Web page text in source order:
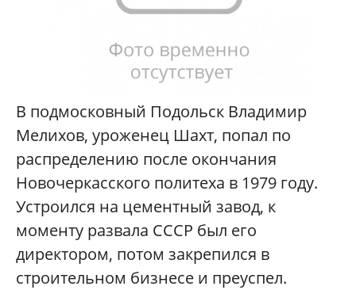
В подмосковный Подольск Владимир
Мелихов, уроженец Шахт, попал по
распределению после окончания
Новочеркасского политеха в 1979 году.
Устроился на цементный завод, к
моменту развала CCCР был его
директором, потом закрепился в
строительном бизнесе и преуспел.